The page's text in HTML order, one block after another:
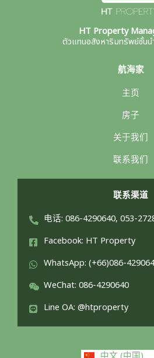
HT Property
ตัวแทนอสังหาริมทรัพย์ชั้นน
航海家
主页
房子
关于我们
联系我们
联系渠道
电话: 086-4290640, 053-
Facebook: HT Property
WhatsApp: (+66)086-
WeChat: 086-4290640
Line OA: @htproperty